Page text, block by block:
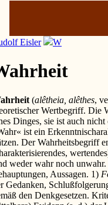
Eisler W
(alêtheia, alêthes,
Wertbegriff. Die
Dinges, sie ist auch
ist ein
Der Wahrheitsbegriff
weder wahr noch
Aussagen. 1)
Gedanken,
den Denkgesetzen.